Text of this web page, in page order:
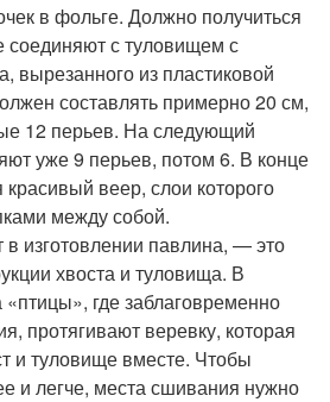
в фольге. Должно получиться
соединяют с туловищем с
вырезанного из пластиковой
составлять примерно 20 см,
12 перьев. На следующий
уже 9 перьев, потом 6. В конце
веер, слои которого
между собой.
изготовлении павлина, — это
хвоста и туловища. В
где заблаговременно
протягивают веревку, которая
и туловище вместе. Чтобы
и легче, места сшивания нужно